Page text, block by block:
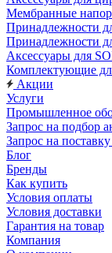
Мембранные
Принадлежности
Принадлежности
Аксессуары для
Комплектующие
Акции
Услуги
Промышленное
Запрос на подбор
Запрос на
Блог
Бренды
Как купить
Условия оплаты
Условия доставки
Гарантия на товар
Компания